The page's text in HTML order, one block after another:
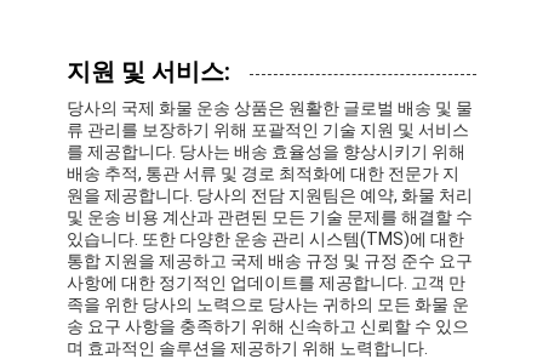
지원 및 서비스:
당사의 국제 화물 운송 상품은 원활한 글로벌 배송 및 물
류 관리를 보장하기 위해 포괄적인 기술 지원 및 서비스
를 제공합니다. 당사는 배송 효율성을 향상시키기 위해
배송 추적, 통관 서류 및 경로 최적화에 대한 전문가 지
원을 제공합니다. 당사의 전담 지원팀은 예약, 화물 처리
및 운송 비용 계산과 관련된 모든 기술 문제를 해결할 수
있습니다. 또한 다양한 운송 관리 시스템(TMS)에 대한
통합 지원을 제공하고 국제 배송 규정 및 규정 준수 요구
사항에 대한 정기적인 업데이트를 제공합니다. 고객 만
족을 위한 당사의 노력으로 당사는 귀하의 모든 화물 운
송 요구 사항을 충족하기 위해 신속하고 신뢰할 수 있으
며 효과적인 솔루션을 제공하기 위해 노력합니다.